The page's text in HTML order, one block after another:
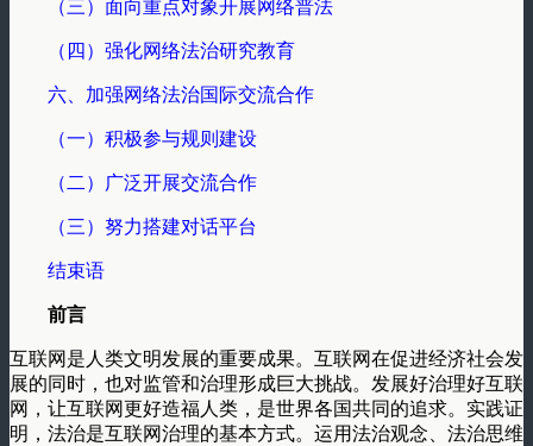
（三）面向重点对象开展网络普法
（四）强化网络法治研究教育
六、加强网络法治国际交流合作
（一）积极参与规则建设
（二）广泛开展交流合作
（三）努力搭建对话平台
结束语
前言
互联网是人类文明发展的重要成果。互联网在促进经济社会发
展的同时，也对监管和治理形成巨大挑战。发展好治理好互联
网，让互联网更好造福人类，是世界各国共同的追求。实践证
明，法治是互联网治理的基本方式。运用法治观念、法治思维